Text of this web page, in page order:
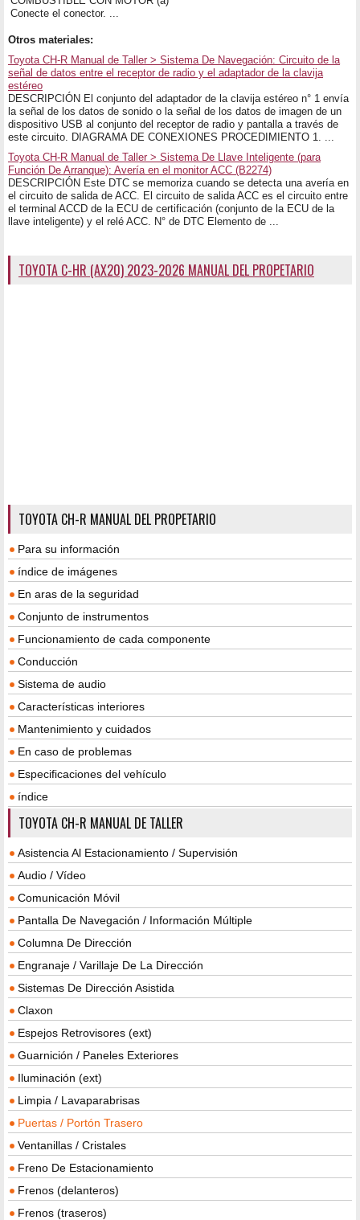
Conecte el conector. ...
Otros materiales:
Toyota CH-R Manual de Taller > Sistema De Navegación: Circuito de la
señal de datos entre el receptor de radio y el adaptador de la clavija
estéreo
DESCRIPCIÓN El conjunto del adaptador de la clavija estéreo n° 1 envía
la señal de los datos de sonido o la señal de los datos de imagen de un
dispositivo USB al conjunto del receptor de radio y pantalla a través de
este circuito. DIAGRAMA DE CONEXIONES PROCEDIMIENTO 1. ...
Toyota CH-R Manual de Taller > Sistema De Llave Inteligente (para
Función De Arranque): Avería en el monitor ACC (B2274)
DESCRIPCIÓN Este DTC se memoriza cuando se detecta una avería en
el circuito de salida de ACC. El circuito de salida ACC es el circuito entre
el terminal ACCD de la ECU de certificación (conjunto de la ECU de la
llave inteligente) y el relé ACC. N° de DTC Elemento de ...
TOYOTA C-HR (AX20) 2023-2026 MANUAL DEL PROPETARIO
TOYOTA CH-R MANUAL DEL PROPETARIO
Para su información
índice de imágenes
En aras de la seguridad
Conjunto de instrumentos
Funcionamiento de cada componente
Conducción
Sistema de audio
Características interiores
Mantenimiento y cuidados
En caso de problemas
Especificaciones del vehículo
índice
TOYOTA CH-R MANUAL DE TALLER
Asistencia Al Estacionamiento / Supervisión
Audio / Vídeo
Comunicación Móvil
Pantalla De Navegación / Información Múltiple
Columna De Dirección
Engranaje / Varillaje De La Dirección
Sistemas De Dirección Asistida
Claxon
Espejos Retrovisores (ext)
Guarnición / Paneles Exteriores
Iluminación (ext)
Limpia / Lavaparabrisas
Puertas / Portón Trasero
Ventanillas / Cristales
Freno De Estacionamiento
Frenos (delanteros)
Frenos (traseros)